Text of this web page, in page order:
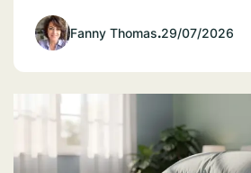
Fanny Thomas.29/07/2026